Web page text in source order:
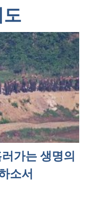
가는 생명의
소서